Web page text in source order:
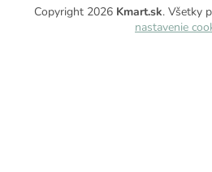
Copyright 2026 Kmart.sk. Všetky
nastavenie